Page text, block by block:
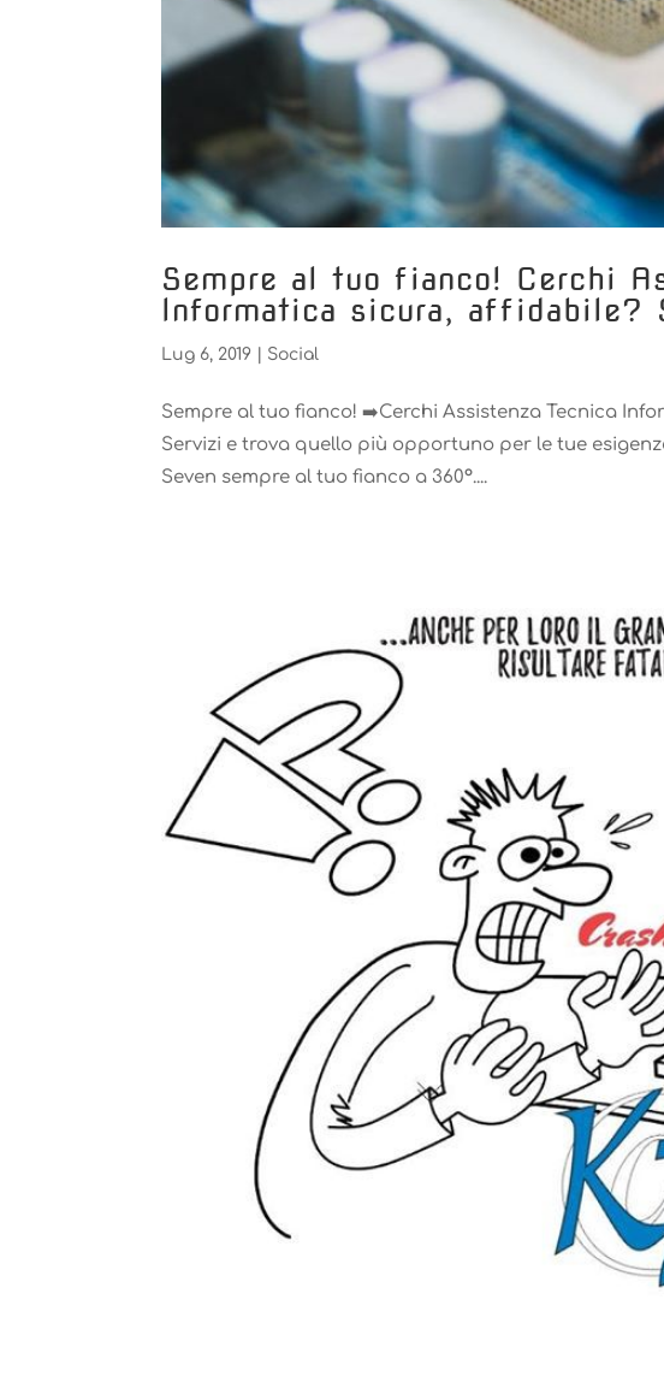
Sempre al tuo fianco! ️Cerchi
Informatica sicura, affidabile?
Lug 6, 2019 Social
Sempre al tuo fianco! ➡️Cerchi Assistenza Tecnica
Servizi e trova quello più opportuno per le tue
Seven sempre al tuo fianco a 360°....